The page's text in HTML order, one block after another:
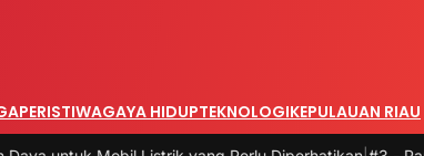
PERISTIWAGAYA HIDUPTEKNOLOGIKEPULAUAN RIAU